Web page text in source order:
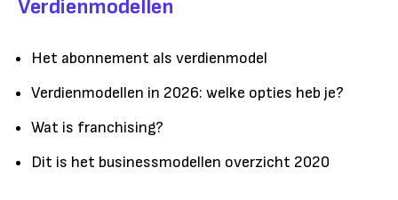
Verdienmodellen
Het abonnement als verdienmodel
Verdienmodellen in 2026: welke opties heb je?
Wat is franchising?
Dit is het businessmodellen overzicht 2020